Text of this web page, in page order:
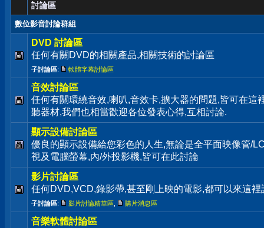
討論區
數位影音討論群組
DVD 討論區
任何有關DVD的相關產品,相關技術的討論區
子討論區: 軟體字幕討論區
音效討論區
任何有關環繞音效,喇叭,音效卡,擴大器的問題,皆可在這
聽器材,我們也相當歡迎各位發表心得,互相討論.
顯示設備討論區
優良的顯示設備給您彩色的人生,無論是全平面映像管/
視及電腦螢幕,內/外投影機,皆可在此討論
影片討論區
任何DVD,VCD,錄影帶,甚至剛上映的電影,都可以來這裡
子討論區: 影片討論精華區 購片消息區
音樂軟體討論區